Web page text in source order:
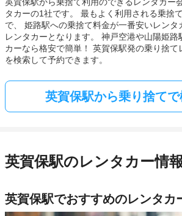
タカーの1社です。 最もよく利用される乗捨
で、 姫路駅への乗捨て料金が一番安いレンタ
レンタカーとなります。 神戸空港や山陽姫路
カーなら格安で簡単！ 英賀保駅発の乗り捨て
を検索して予約できます。
英賀保駅から乗り捨て
英賀保駅のレンタカー情
英賀保駅でおすすめのレンタカ